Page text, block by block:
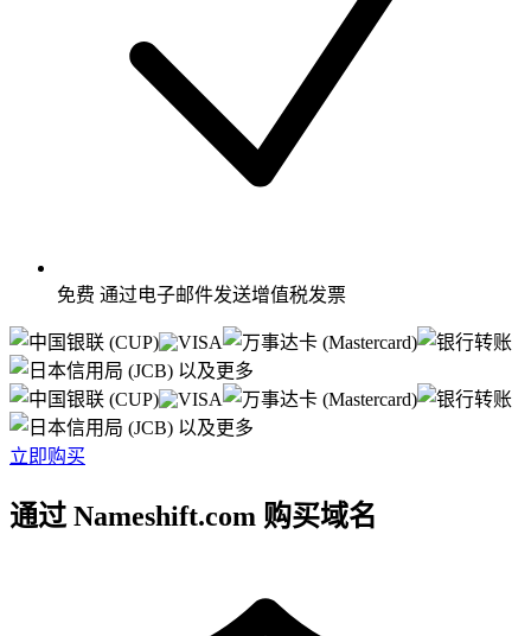
免费 通过电子邮件发送增值税发票
以及更多
以及更多
立即购买
通过 Nameshift.com 购买域名